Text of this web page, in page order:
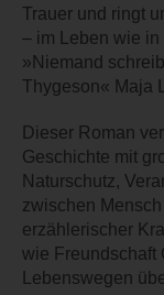
Trauer und ringt
– im Leben wie in
»Niemand
Thygeson« Maja
Dieser Roman
Geschichte mit
Naturschutz,
zwischen
erzählerischer
wie Freundschaft
Lebenswegen